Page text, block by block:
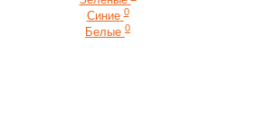
Синие 0
Белые 0